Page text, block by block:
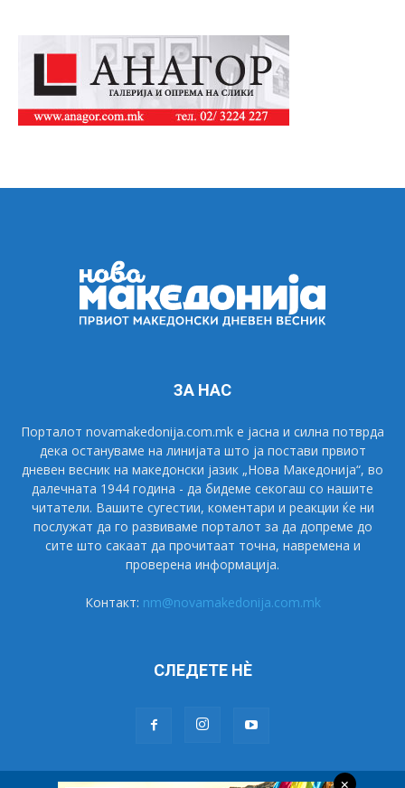
ЗА НАС
Порталот novamakedonija.com.mk е јасна и силна потврда
дека остануваме на линијата што ја постави првиот
дневен весник на македонски јазик „Нова Македонија“, во
далечната 1944 година - да бидеме секогаш со нашите
читатели. Вашите сугестии, коментари и реакции ќе ни
послужат да го развиваме порталот за да допреме до
сите што сакаат да прочитаат точна, навремена и
проверена информација.
Контакт: nm@novamakedonija.com.mk
СЛЕДЕТЕ НÈ
×